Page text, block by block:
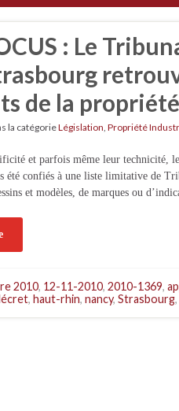
: Le
de la
la catégorieLégislation, Propriété
et parfois même leur technicité,
été confiés à une liste limitative de
et modèles, de marques ou
2010, 12-11-2010, 2010-1369,
, haut-rhin, nancy, Strasbourg,